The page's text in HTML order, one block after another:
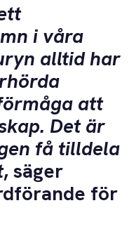
i våra
alltid har
att
Det är
få tilldela
, säger
för